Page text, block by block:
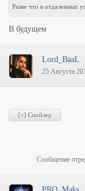
Разве что в отдаленных
В будущем
Lord_BaaL
25 Августа
Сообщение